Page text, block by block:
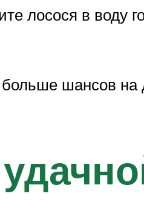
лосося в воду
больше шансов